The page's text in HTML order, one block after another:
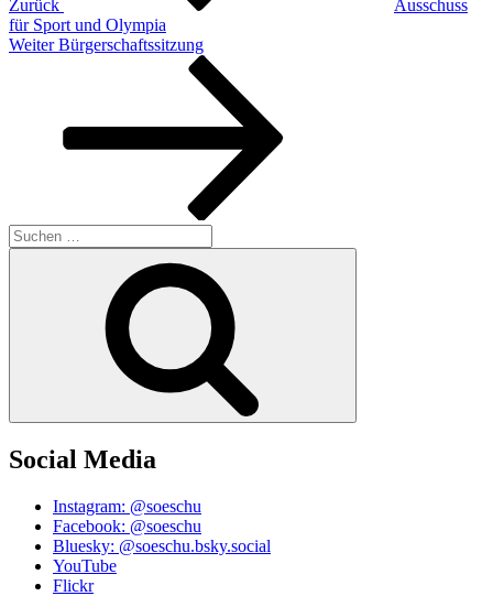
Zurück
Ausschuss
für Sport und Olympia
Nächster
Weiter Bürgerschaftssitzung
Suchen
nach:
Social Media
Instagram: @soeschu
Facebook: @soeschu
Bluesky: @soeschu.bsky.social
YouTube
Flickr